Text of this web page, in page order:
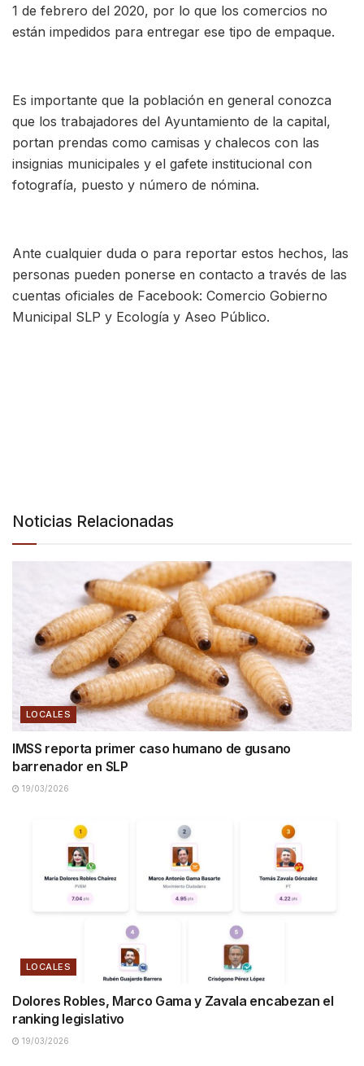
1 de febrero del 2020, por lo que los comercios no
están impedidos para entregar ese tipo de empaque.
Es importante que la población en general conozca
que los trabajadores del Ayuntamiento de la capital,
portan prendas como camisas y chalecos con las
insignias municipales y el gafete institucional con
fotografía, puesto y número de nómina.
Ante cualquier duda o para reportar estos hechos, las
personas pueden ponerse en contacto a través de las
cuentas oficiales de Facebook: Comercio Gobierno
Municipal SLP y Ecología y Aseo Público.
Noticias Relacionadas
LOCALES
IMSS reporta primer caso humano de gusano
barrenador en SLP
19/03/2026
LOCALES
Dolores Robles, Marco Gama y Zavala encabezan el
ranking legislativo
19/03/2026